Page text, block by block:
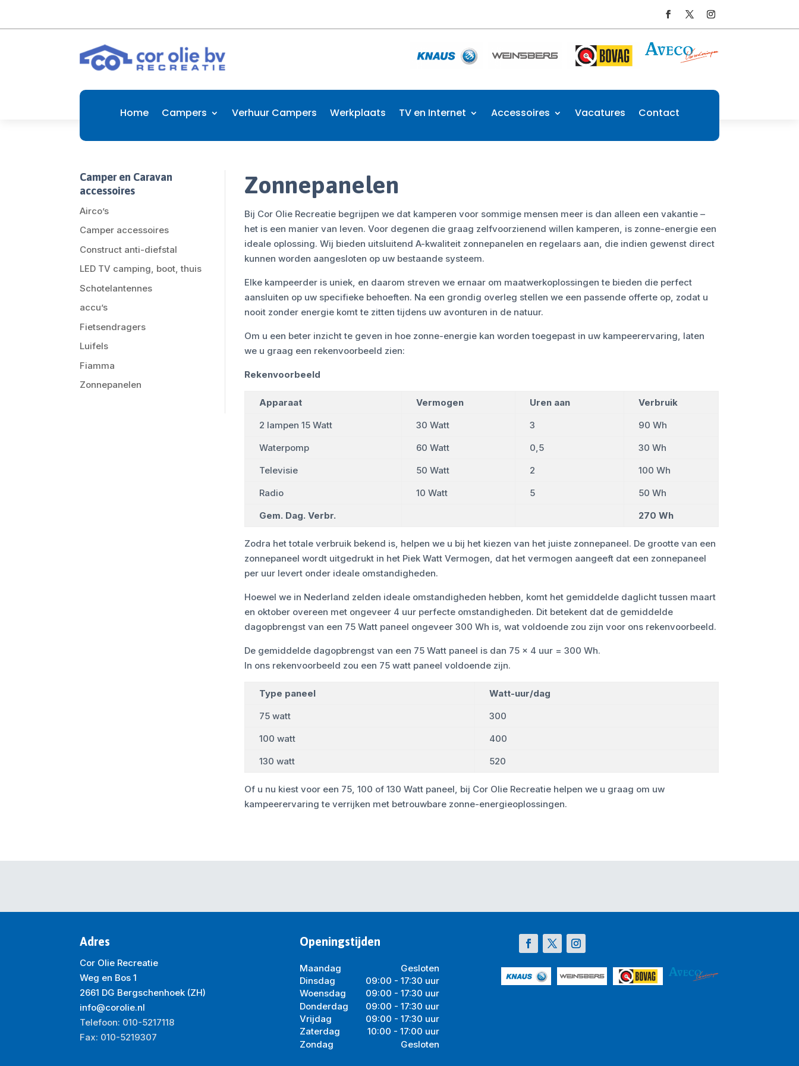
Home Campers Verhuur Campers Werkplaats TV en Internet Accessoires Vacatures Contact
Camper en Caravan
accessoires
Airco’s
Camper accessoires
Construct anti-diefstal
LED TV camping, boot, thuis
Schotelantennes
accu’s
Fietsendragers
Luifels
Fiamma
Zonnepanelen
Zonnepanelen
Bij Cor Olie Recreatie begrijpen we dat kamperen voor sommige mensen meer is dan alleen een vakantie –
het is een manier van leven. Voor degenen die graag zelfvoorzienend willen kamperen, is zonne-energie een
ideale oplossing. Wij bieden uitsluitend A-kwaliteit zonnepanelen en regelaars aan, die indien gewenst direct
kunnen worden aangesloten op uw bestaande systeem.
Elke kampeerder is uniek, en daarom streven we ernaar om maatwerkoplossingen te bieden die perfect
aansluiten op uw specifieke behoeften. Na een grondig overleg stellen we een passende offerte op, zodat u
nooit zonder energie komt te zitten tijdens uw avonturen in de natuur.
Om u een beter inzicht te geven in hoe zonne-energie kan worden toegepast in uw kampeerervaring, laten
we u graag een rekenvoorbeeld zien:
Rekenvoorbeeld
Apparaat Vermogen Uren aan
Verbruik
2 lampen 15 Watt
30 Watt 3
90 Wh
Waterpomp
60 Watt 0,5
30 Wh
Televisie
50 Watt 2
100 Wh
Radio
10 Watt 5
50 Wh
Gem. Dag. Verbr.
270 Wh
Zodra het totale verbruik bekend is, helpen we u bij het kiezen van het juiste zonnepaneel. De grootte van een
zonnepaneel wordt uitgedrukt in het Piek Watt Vermogen, dat het vermogen aangeeft dat een zonnepaneel
per uur levert onder ideale omstandigheden.
Hoewel we in Nederland zelden ideale omstandigheden hebben, komt het gemiddelde daglicht tussen maart
en oktober overeen met ongeveer 4 uur perfecte omstandigheden. Dit betekent dat de gemiddelde
dagopbrengst van een 75 Watt paneel ongeveer 300 Wh is, wat voldoende zou zijn voor ons rekenvoorbeeld.
De gemiddelde dagopbrengst van een 75 Watt paneel is dan 75 x 4 uur = 300 Wh.
In ons rekenvoorbeeld zou een 75 watt paneel voldoende zijn.
Type paneel
Watt-uur/dag
75 watt
300
100 watt
400
130 watt
520
Of u nu kiest voor een 75, 100 of 130 Watt paneel, bij Cor Olie Recreatie helpen we u graag om uw
kampeerervaring te verrijken met betrouwbare zonne-energieoplossingen.
Adres
Cor Olie Recreatie
Weg en Bos 1
2661 DG Bergschenhoek (ZH)
info@corolie.nl
Telefoon: 010-5217118
Fax: 010-5219307
Openingstijden
Maandag
Gesloten
Dinsdag
09:00 - 17:30 uur
Woensdag
09:00 - 17:30 uur
Donderdag
09:00 - 17:30 uur
Vrijdag
09:00 - 17:30 uur
Zaterdag
10:00 - 17:00 uur
Zondag
Gesloten